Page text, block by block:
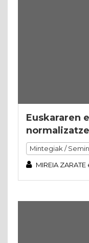
Euskararen
Mintegiak /
MIREIA